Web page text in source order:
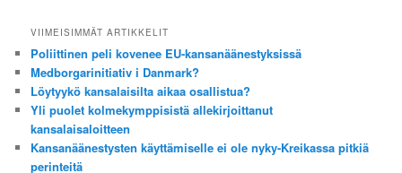
u
VIIMEISIMMÄT ARTIKKELIT
Poliittinen peli kovenee EU-kansanäänestyksissä
Medborgarinitiativ i Danmark?
Löytyykö kansalaisilta aikaa osallistua?
Yli puolet kolmekymppisistä allekirjoittanut
kansalaisaloitteen
Kansanäänestysten käyttämiselle ei ole nyky-Kreikassa pitkiä
perinteitä